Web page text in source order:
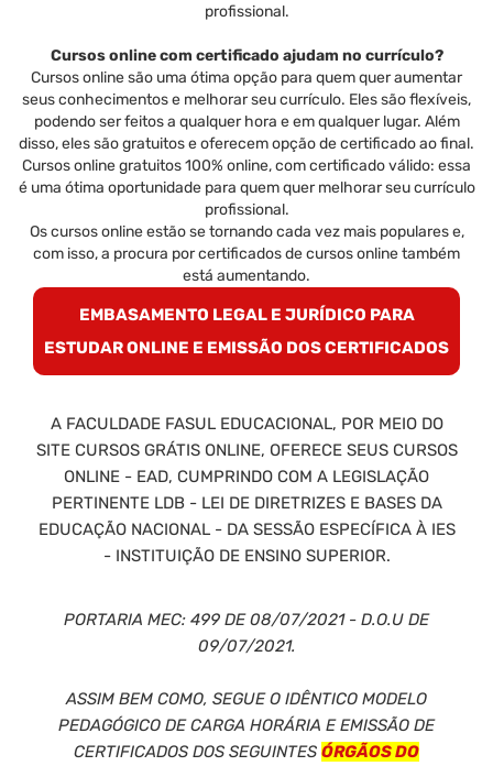
profissional.
Cursos online com certificado ajudam no currículo?
Cursos online são uma ótima opção para quem quer aumentar
seus conhecimentos e melhorar seu currículo. Eles são flexíveis,
podendo ser feitos a qualquer hora e em qualquer lugar. Além
disso, eles são gratuitos e oferecem opção de certificado ao final.
Cursos online gratuitos 100% online, com certificado válido: essa
é uma ótima oportunidade para quem quer melhorar seu currículo
profissional.
Os cursos online estão se tornando cada vez mais populares e,
com isso, a procura por certificados de cursos online também
está aumentando.
EMBASAMENTO LEGAL E JURÍDICO PARA
ESTUDAR ONLINE E EMISSÃO DOS CERTIFICADOS
A FACULDADE FASUL EDUCACIONAL, POR MEIO DO
SITE CURSOS GRÁTIS ONLINE, OFERECE SEUS CURSOS
ONLINE - EAD, CUMPRINDO COM A LEGISLAÇÃO
PERTINENTE LDB - LEI DE DIRETRIZES E BASES DA
EDUCAÇÃO NACIONAL - DA SESSÃO ESPECÍFICA À IES
- INSTITUIÇÃO DE ENSINO SUPERIOR.
PORTARIA MEC: 499 DE 08/07/2021 - D.O.U DE
09/07/2021.
ASSIM BEM COMO, SEGUE O IDÊNTICO MODELO
PEDAGÓGICO DE CARGA HORÁRIA E EMISSÃO DE
CERTIFICADOS DOS SEGUINTES ÓRGÃOS DO